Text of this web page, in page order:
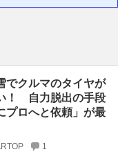
でクルマのタイヤが
！ 自力脱出の手段
プロへと依頼」が最
1